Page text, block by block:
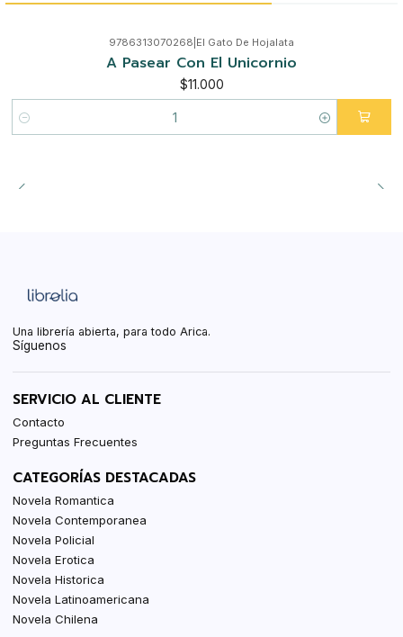
9786313070268 El Gato De Hojalata
A Pasear Con El Unicornio
$11.000
Cantidad
Una librería abierta, para todo Arica.
Síguenos
SERVICIO AL CLIENTE
Contacto
Preguntas Frecuentes
CATEGORÍAS DESTACADAS
Novela Romantica
Novela Contemporanea
Novela Policial
Novela Erotica
Novela Historica
Novela Latinoamericana
Novela Chilena